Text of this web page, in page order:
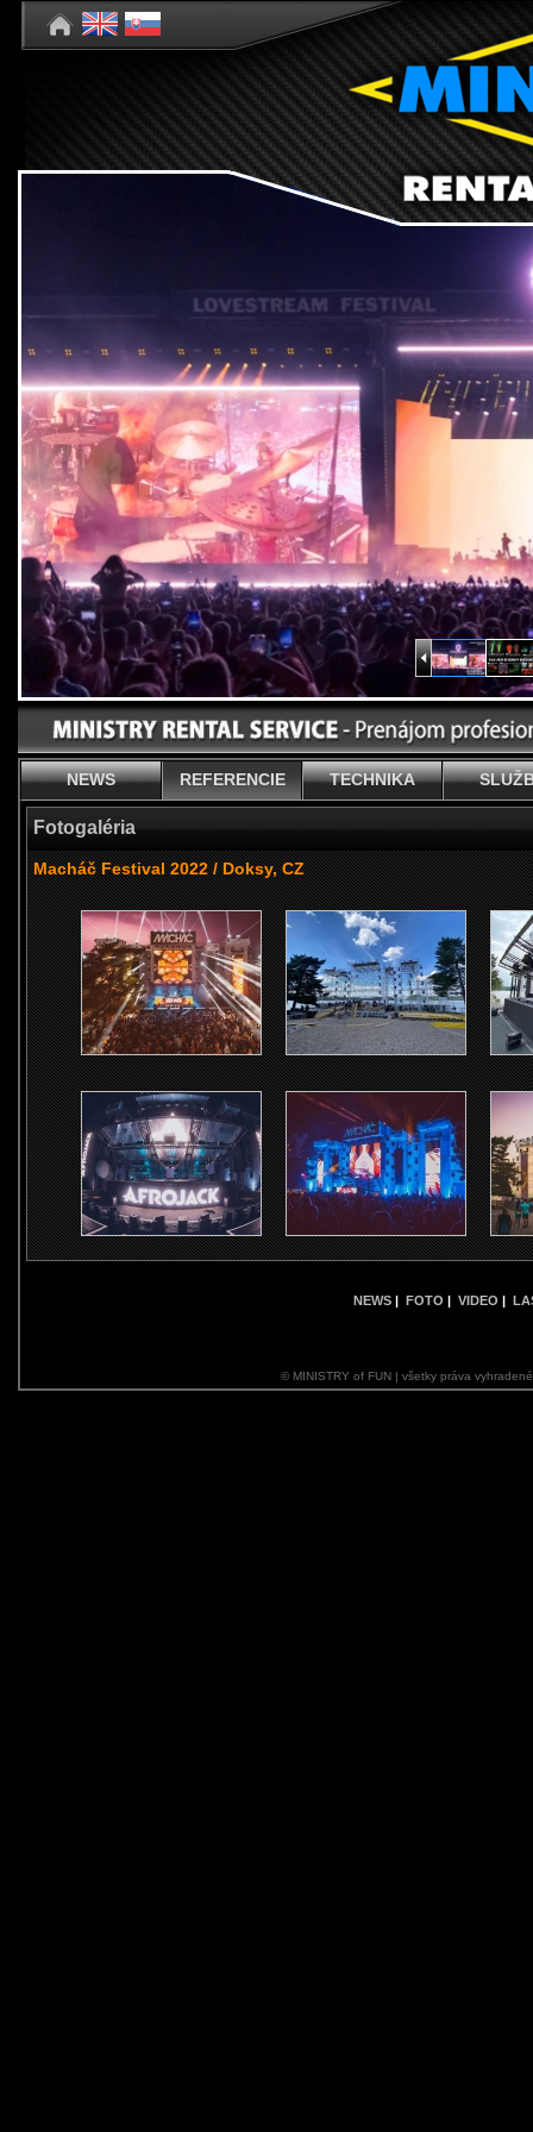
NEWS REFERENCIE TECHNIKA
Fotogaléria
Macháč Festival 2022 / Doksy, CZ
NEWS | FOTO | VIDEO |
© MINISTRY of FUN | všetky práva